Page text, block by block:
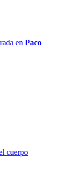
en Paco
cuerpo